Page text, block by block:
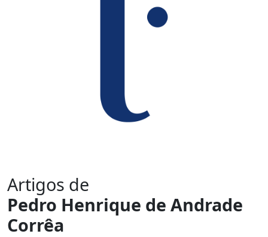
Artigos de
Pedro Henrique de Andrade
Corrêa